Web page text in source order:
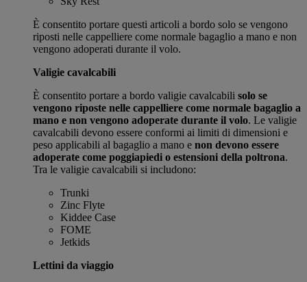
È consentito portare questi articoli a bordo solo se vengono
riposti nelle cappelliere come normale bagaglio a mano e non
vengono adoperati durante il volo.
Valigie cavalcabili
È consentito portare a bordo valigie cavalcabili solo se
vengono riposte nelle cappelliere come normale bagaglio a
mano e non vengono adoperate durante il volo. Le valigie
cavalcabili devono essere conformi ai limiti di dimensioni e
peso applicabili al bagaglio a mano e non devono essere
adoperate come poggiapiedi o estensioni della poltrona.
Tra le valigie cavalcabili si includono:
Trunki
Zinc Flyte
Kiddee Case
FOME
Jetkids
Lettini da viaggio